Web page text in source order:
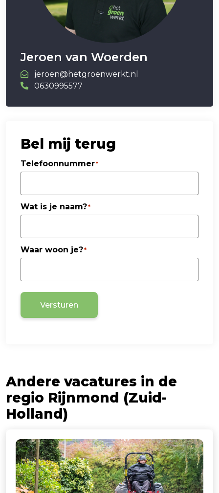
Jeroen van Woerden
jeroen@hetgroenwerkt.nl
0630995577
Bel mij terug
Telefoonnummer*
Wat is je naam?*
Waar woon je?*
Versturen
Andere vacatures in de
regio Rijnmond (Zuid-
Holland)